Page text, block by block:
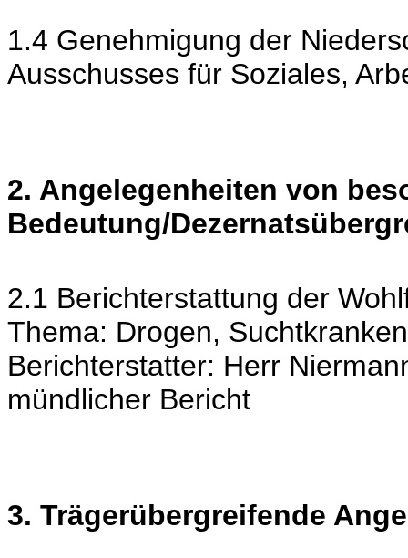
1.4 Genehmigung der
Ausschusses für Soziales,
2. Angelegenheiten von
Bedeutung/
2.1 Berichterstattung der
Thema: Drogen,
Berichterstatter: Herr
mündlicher Bericht
3. Trägerübergreifende